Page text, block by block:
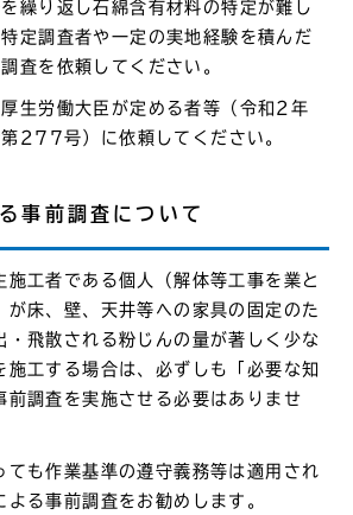
繰り返し石綿含有材料の特定が難し
定調査者や一定の実地経験を積んだ
査を依頼してください。
生労働大臣が定める者等（令和2年
277号）に依頼してください。
事前調査について
施工者である個人（解体等工事を業と
が床、壁、天井等への家具の固定のた
・飛散される粉じんの量が著しく少な
施工する場合は、必ずしも「必要な知
前調査を実施させる必要はありませ
ても作業基準の遵守義務等は適用され
よる事前調査をお勧めします。